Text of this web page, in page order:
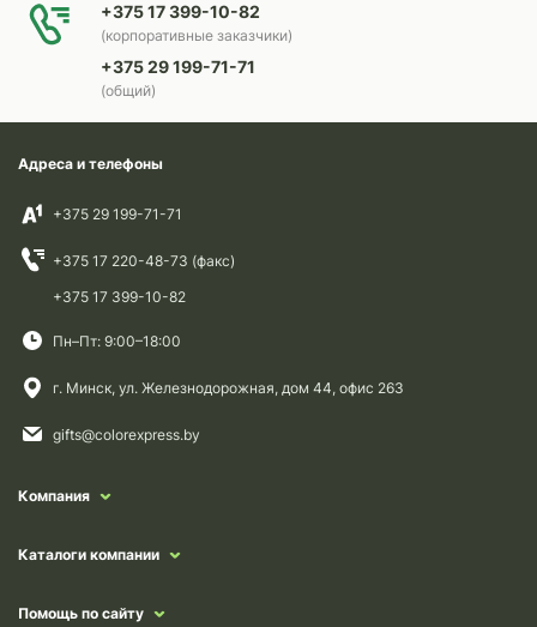
+375 17 399-10-82
(корпоративные заказчики)
+375 29 199-71-71
(общий)
Адреса и телефоны
+375 29 199-71-71
+375 17 220-48-73 (факс)
+375 17 399-10-82
Пн–Пт: 9:00–18:00
г. Минск, ул. Железнодорожная, дом 44, офис 263
gifts@colorexpress.by
Компания
Каталоги компании
Помощь по сайту